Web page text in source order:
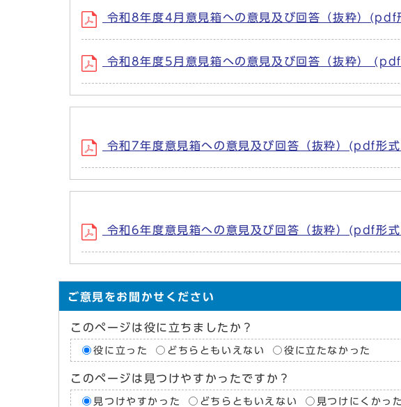
令和8年度4月意見箱への意見及び回答（抜粋）
令和8年度5月意見箱への意見及び回答（抜粋）
令和7年度意見箱への意見及び回答（抜粋）(pdf形
令和6年度意見箱への意見及び回答（抜粋）(pdf形
ご意見をお聞かせください
このページは役に立ちましたか？
役に立った どちらともいえない 役に立たなかった
このページは見つけやすかったですか？
見つけやすかった どちらともいえない 見つけにくかった